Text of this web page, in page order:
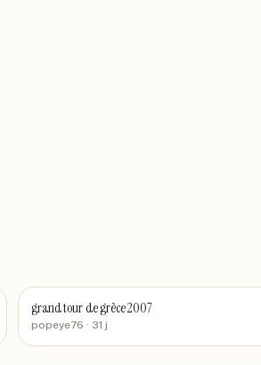
grand tour de grèce 2007
popeye76 · 31 j